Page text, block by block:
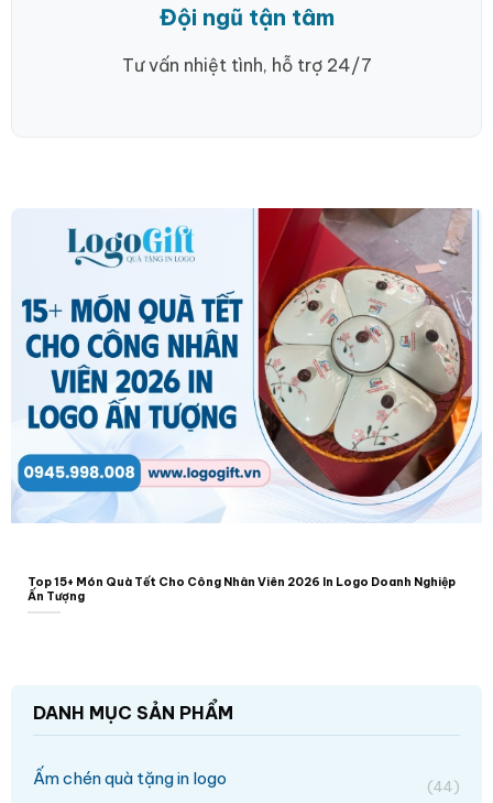
Đội ngũ tận tâm
Tư vấn nhiệt tình, hỗ trợ 24/7
Top 15+ Món Quà Tết Cho Công Nhân Viên 2026 In Logo Doanh Nghiệp
Ấn Tượng
DANH MỤC SẢN PHẨM
Ấm chén quà tặng in logo (44)